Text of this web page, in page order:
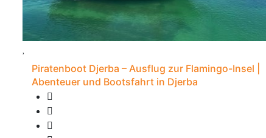
Piratenboot Djerba – Ausflug zur Flamingo-Insel |
Abenteuer und Bootsfahrt in Djerba